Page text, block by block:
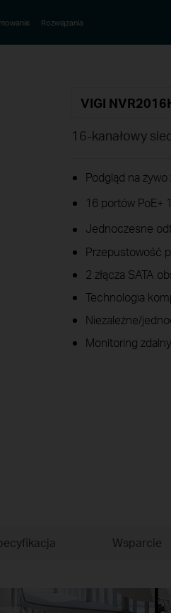
Rozwiązania
VIGI
16-kanałowy
Podgląd na
16 portów PoE+
Jednoczesne
Przepustowość
2 złącza SATA
Technologia
Niezależne/
Monitoring zdalny
Wsparcie